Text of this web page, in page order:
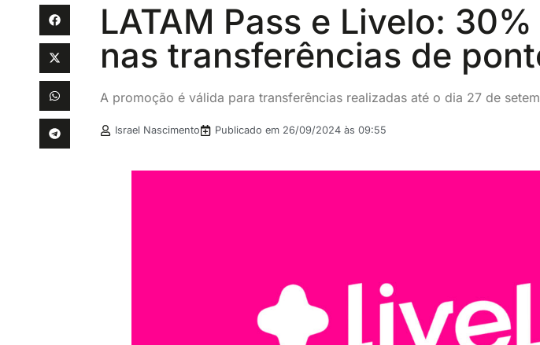
LATAM Pass e Livelo:
nas transferências de
A promoção é válida para transferências realizadas até o dia 27 de
Israel Nascimento Publicado em 26/09/2024 às 09:55